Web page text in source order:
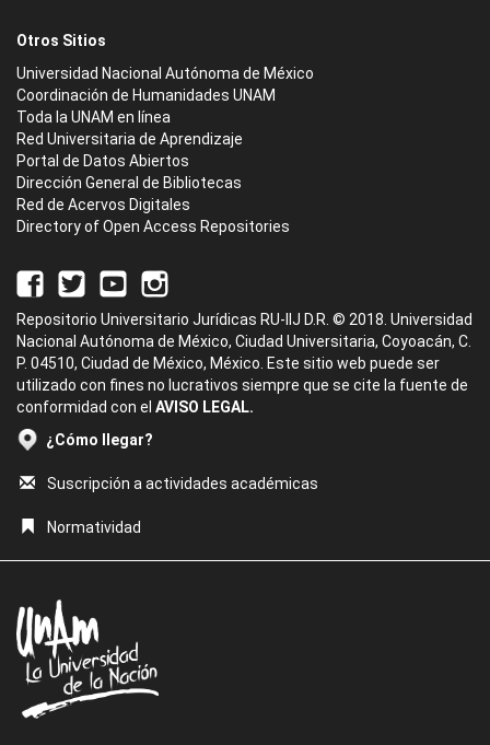
Otros Sitios
Universidad Nacional Autónoma de México
Coordinación de Humanidades UNAM
Toda la UNAM en línea
Red Universitaria de Aprendizaje
Portal de Datos Abiertos
Dirección General de Bibliotecas
Red de Acervos Digitales
Directory of Open Access Repositories
Repositorio Universitario Jurídicas RU-IIJ D.R. © 2018. Universidad
Nacional Autónoma de México, Ciudad Universitaria, Coyoacán, C.
P. 04510, Ciudad de México, México. Este sitio web puede ser
utilizado con fines no lucrativos siempre que se cite la fuente de
conformidad con el AVISO LEGAL.
¿Cómo llegar?
Suscripción a actividades académicas
Normatividad